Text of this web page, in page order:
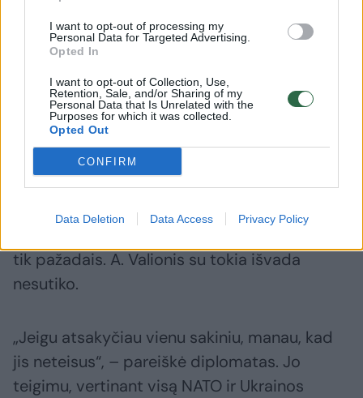
I want to opt-out of processing my
Personal Data for Targeted Advertising.
Opted In
I want to opt-out of Collection, Use,
Retention, Sale, and/or Sharing of my
Personal Data that Is Unrelated with the
Purposes for which it was collected.
Opted Out
CONFIRM
Data Deletion Data Access Privacy Policy
Daugiau nuotraukų (29)
V. Zalužnas savo interviu tvirtino jau ne vieną
dešimtmetį girdintis pažadus dėl Ukrainos
tik pažadais. A. Valionis su tokia išvada
nesutiko.
„Jeigu atsakyčiau vienu sakiniu, manau, kad
jis neteisus“, – pareiškė diplomatas. Jo
teigimu, vertinant visą NATO ir Ukrainos